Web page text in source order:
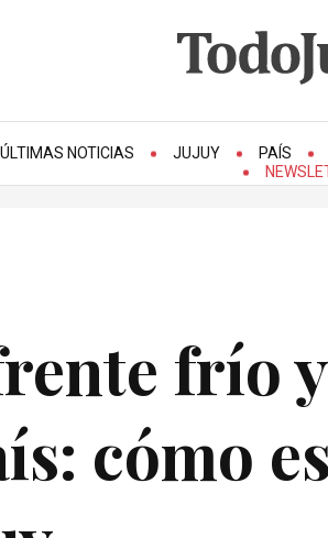
ÚLTIMAS NOTICIAS JUJUY PAÍS
frío
cómo